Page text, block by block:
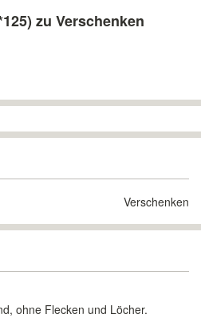
zu Verschenken
Verschenken
ohne Flecken und Löcher.